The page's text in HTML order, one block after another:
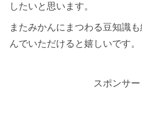
したいと思います。
またみかんにまつわる豆知識
んでいただけると嬉しいです。
スポンサー